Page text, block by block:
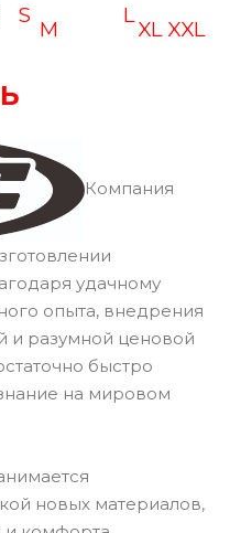
S
M
L
XL XXL
Компания
удачному
опыта, внедрения
и разумной ценовой
быстро
на мировом
новых материалов,